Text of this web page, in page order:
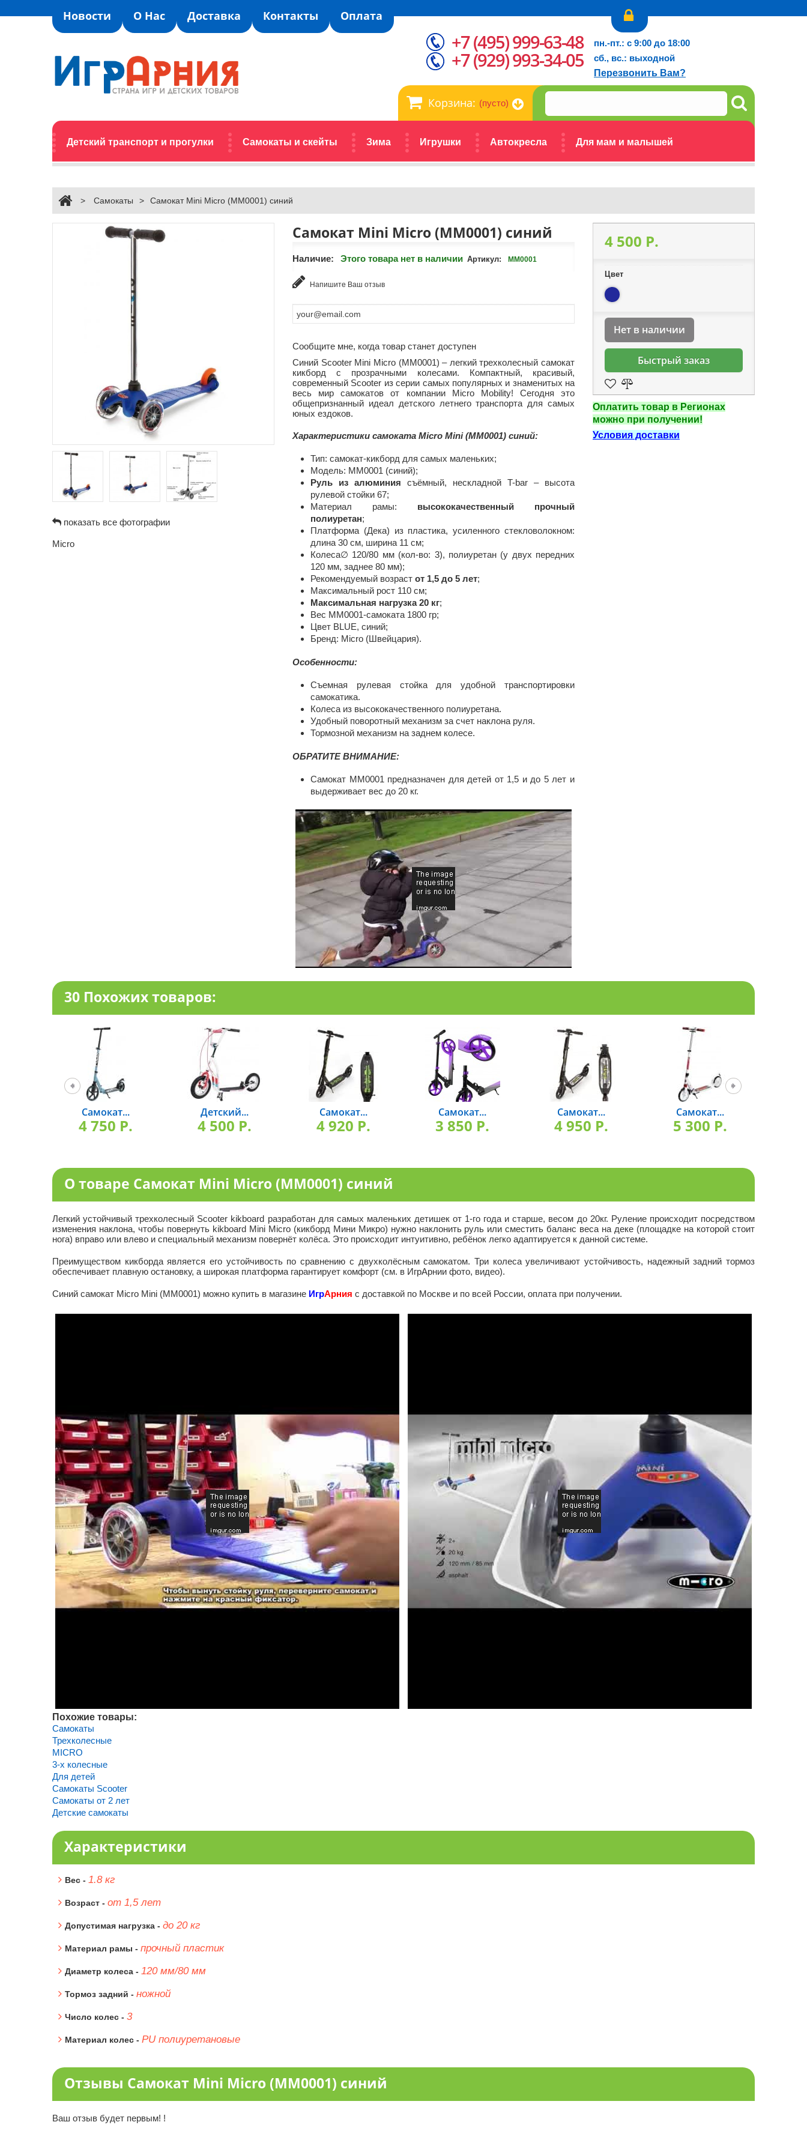
Новости О Нас Доставка Контакты Оплата
Корзина: (пусто)
Детский транспорт и прогулки Самокаты и скейты Зима Игрушки Автокресла Для мам и малышей
+7 (495) 999-63-48
+7 (929) 993-34-05
пн.-пт.: с 9:00 до 18:00
сб., вс.: выходной
Перезвонить Вам?
> Самокаты > Самокат Mini Micro (MM0001) синий
показать все фотографии
Micro
Самокат Mini Micro (MM0001) синий
Наличие: Этого товара нет в наличии Артикул: MM0001
Напишите Ваш отзыв
Сообщите мне, когда товар станет доступен
Синий Scooter Mini Micro (MM0001) – легкий трехколесный самокат
кикборд с прозрачными колесами. Компактный, красивый,
современный Scooter из серии самых популярных и знаменитых на
весь мир самокатов от компании Micro Mobility! Сегодня это
общепризнанный идеал детского летнего транспорта для самых
юных ездоков.
Характеристики самоката Micro Mini (MM0001) синий:
Тип: самокат-кикборд для самых маленьких;
Модель: MM0001 (синий);
Руль из алюминия cъёмный, нескладной T-bar – высота
рулевой стойки 67;
Материал рамы: высококачественный прочный
полиуретан;
Платформа (Дека) из пластика, усиленного стекловолокном:
длина 30 см, ширина 11 см;
Колеса∅ 120/80 мм (кол-во: 3), полиуретан (у двух передних
120 мм, заднее 80 мм);
Рекомендуемый возраст от 1,5 до 5 лет;
Максимальный рост 110 см;
Максимальная нагрузка 20 кг;
Вес MM0001-самоката 1800 гр;
Цвет BLUE, синий;
Бренд: Micro (Швейцария).
Особенности:
Съемная рулевая стойка для удобной транспортировки
самокатика.
Колеса из высококачественного полиуретана.
Удобный поворотный механизм за счет наклона руля.
Тормозной механизм на заднем колесе.
ОБРАТИТЕ ВНИМАНИЕ:
Самокат MM0001 предназначен для детей от 1,5 и до 5 лет и
выдерживает вес до 20 кг.
4 500 P.
Цвет
Нет в наличии
Быстрый заказ
Оплатить товар в Регионах
можно при получении!
Условия доставки
30 Похожих товаров:
Самокат...
4 750 P.
Детский...
4 500 P.
Самокат...
4 920 P.
Самокат...
3 850 P.
Самокат...
4 950 P.
Самокат...
5 300 P.
О товаре Самокат Mini Micro (MM0001) синий
Легкий устойчивый трехколесный Scooter kikboard разработан для самых маленьких детишек от 1-го года и старше, весом до 20кг. Руление происходит посредством
изменения наклона, чтобы повернуть kikboard Mini Micro (кикборд Мини Микро) нужно наклонить руль или сместить баланс веса на деке (площадке на которой стоит
нога) вправо или влево и специальный механизм повернёт колёса. Это происходит интуитивно, ребёнок легко адаптируется к данной системе.
Преимуществом кикборда является его устойчивость по сравнению с двухколёсным самокатом. Три колеса увеличивают устойчивость, надежный задний тормоз
обеспечивает плавную остановку, а широкая платформа гарантирует комфорт (см. в ИгрАрнии фото, видео).
Синий самокат Micro Mini (MM0001) можно купить в магазине ИгрАрния с доставкой по Москве и по всей России, оплата при получении.
Похожие товары:
Самокаты
Трехколесные
MICRO
3-х колесные
Для детей
Самокаты Scooter
Самокаты от 2 лет
Детские самокаты
Характеристики
Вес - 1.8 кг
Возраст - от 1,5 лет
Допустимая нагрузка - до 20 кг
Материал рамы - прочный пластик
Диаметр колеса - 120 мм/80 мм
Тормоз задний - ножной
Число колес - 3
Материал колес - PU полиуретановые
Отзывы Самокат Mini Micro (MM0001) синий
Ваш отзыв будет первым! !